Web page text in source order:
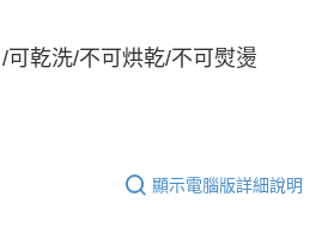
/可乾洗/不可烘乾/不可熨燙
顯示電腦版詳細說明